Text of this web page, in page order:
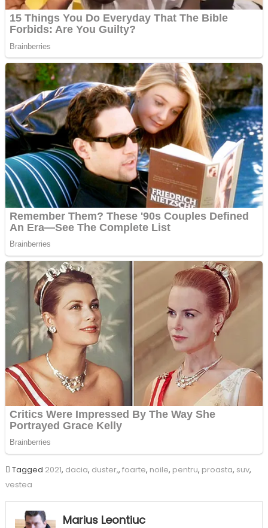
Tagged 2021, dacia, duster,, foarte, noile, pentru, proasta, suv,
vestea
Marius Leontiuc